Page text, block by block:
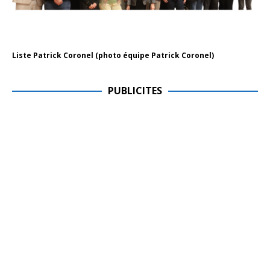
Liste Patrick Coronel (photo équipe Patrick Coronel)
PUBLICITES